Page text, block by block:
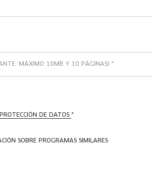
MÁXIMO 10MB Y 10 PÁGINAS) *
DE DATOS *
SOBRE PROGRAMAS SIMILARES